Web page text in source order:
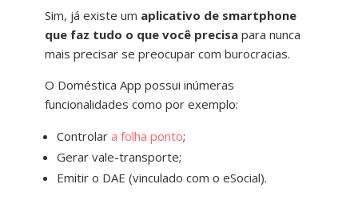
Sim, já existe um aplicativo de smartphone
que faz tudo o que você precisapara nunca
mais precisar se preocupar com burocracias.
O Doméstica App possui inúmeras
funcionalidades como por exemplo:
Controlar a folha ponto;
Gerar vale-transporte;
Emitir o DAE (vinculado com o eSocial).